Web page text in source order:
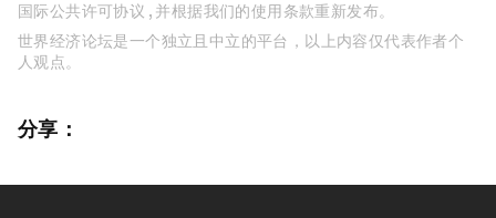
国际公共许可协议 , 并根据我们的使用条款重新发布。
世界经济论坛是一个独立且中立的平台，以上内容仅代表作者个
人观点。
分享：